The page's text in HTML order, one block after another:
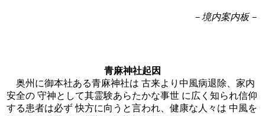
－境内案内板－
青麻神社起因
奥州に御本社ある青麻神社は 古来より中風病退除、家内
安全の 守神として其霊験あらたかな事世 に広く知られ信仰
する患者は必ず 快方に向うと言われ、健康な人々は 中風を